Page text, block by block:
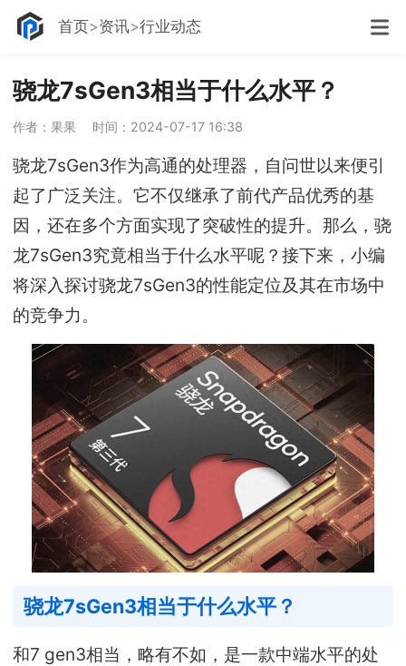
首页 资讯 行业动态
骁龙7sGen3相当于什么水平？
作者：果果 时间：2024-07-17 16:38
骁龙7sGen3作为高通的处理器，自问世以来便引
起了广泛关注。它不仅继承了前代产品优秀的基
因，还在多个方面实现了突破性的提升。那么，骁
龙7sGen3究竟相当于什么水平呢？接下来，小编
将深入探讨骁龙7sGen3的性能定位及其在市场中
的竞争力。
骁龙7sGen3相当于什么水平？
和7 gen3相当，略有不如，是一款中端水平的处